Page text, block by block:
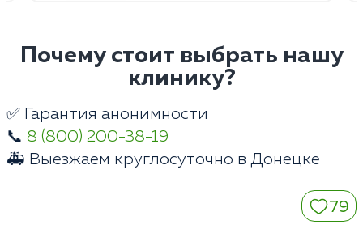
Почему стоит выбрать нашу
клинику?
✅ Гарантия анонимности
📞 8 (800) 200-38-19
🚑 Выезжаем круглосуточно в Донецке
79